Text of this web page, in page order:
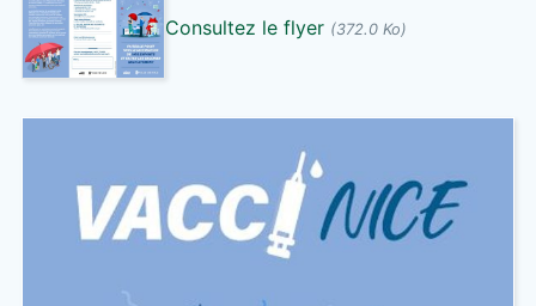
Consultez le flyer (372.0 Ko)